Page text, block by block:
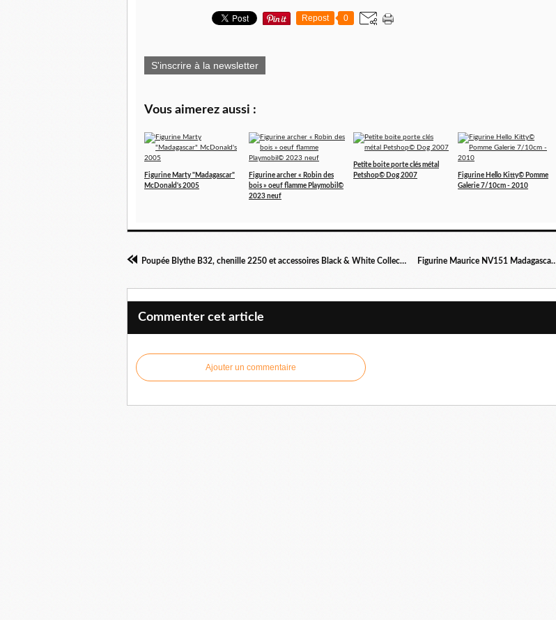
Repost 0
S'inscrire à la newsletter
Vous aimerez aussi :
Figurine Marty "Madagascar"
McDonald's 2005
Figurine archer « Robin des
bois » oeuf flamme Playmobil©
2023 neuf
Petite boite porte clés métal
Petshop© Dog 2007
Figurine Hello Kitty© Pomme
Galerie 7/10cm - 2010
Poupée Blythe B32, chenille 2250 et accessoires Black & White Collection Hasbro© Littlest Petshop Figurine Maurice NV151
Commenter cet article
Ajouter un commentaire